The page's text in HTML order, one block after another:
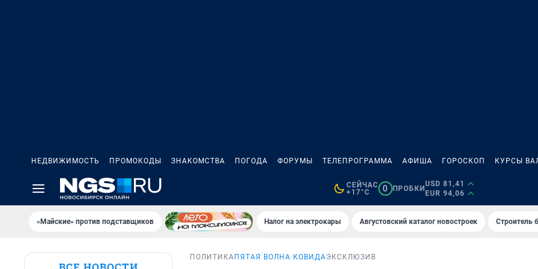
НЕДВИЖИМОСТЬ ПРОМОКОДЫ ЗНАКОМСТВА ПОГОДА ФОРУМЫ ТЕЛЕПРОГРАММА АФИША ГОРОСКОП КУРСЫ
СЕЙЧАС
+17°C
0 ПРОБКИ
USD 81,41
EUR 94,06
«Майские» против подставщиков Налог на электрокары Августовский каталог новостроек Строитель
ПОЛИТИКА ПЯТАЯ ВОЛНА КОВИДАЭКСКЛЮЗИВ